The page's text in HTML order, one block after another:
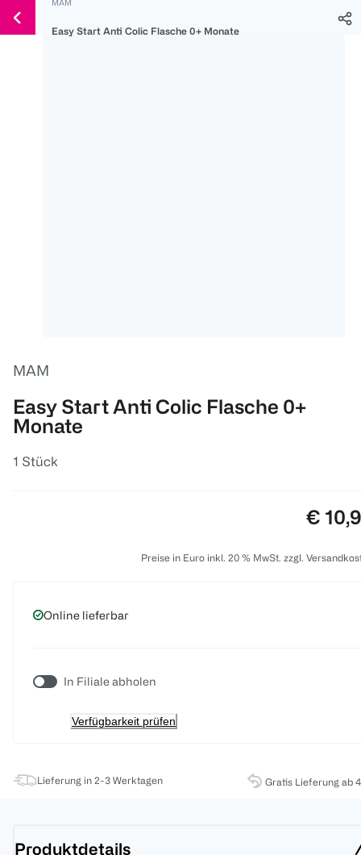
150 Ös
300 Ös
500 Ös
Weiter
zum
MAM
Easy Start Anti Colic Flasche 0+ Monate
MAM
Easy Start Anti Colic Flasche 0+
Monate
1 Stück
Preis:
€
Preise in Euro inkl. 20 % MwSt. zzgl.
Online lieferbar
In Filiale abholen
Verfügbarkeit prüfen
Lieferung in 2-3 Werktagen Gratis Lieferung ab
Produktdetails